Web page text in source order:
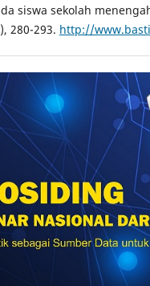
siswa sekolah
280-293. http://